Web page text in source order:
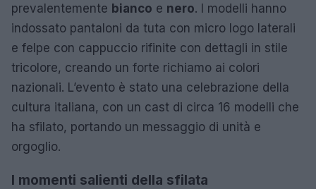
prevalentemente bianco e nero. I modelli hanno
indossato pantaloni da tuta con micro logo laterali
e felpe con cappuccio rifinite con dettagli in stile
tricolore, creando un forte richiamo ai colori
nazionali. L’evento è stato una celebrazione della
cultura italiana, con un cast di circa 16 modelli che
ha sfilato, portando un messaggio di unità e
orgoglio.
I momenti salienti della sfilata